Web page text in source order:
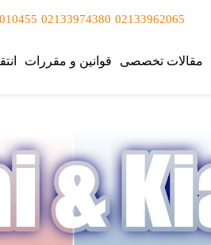
02133962065
02133974380
مقالات تخصصی قوانین و مقررات